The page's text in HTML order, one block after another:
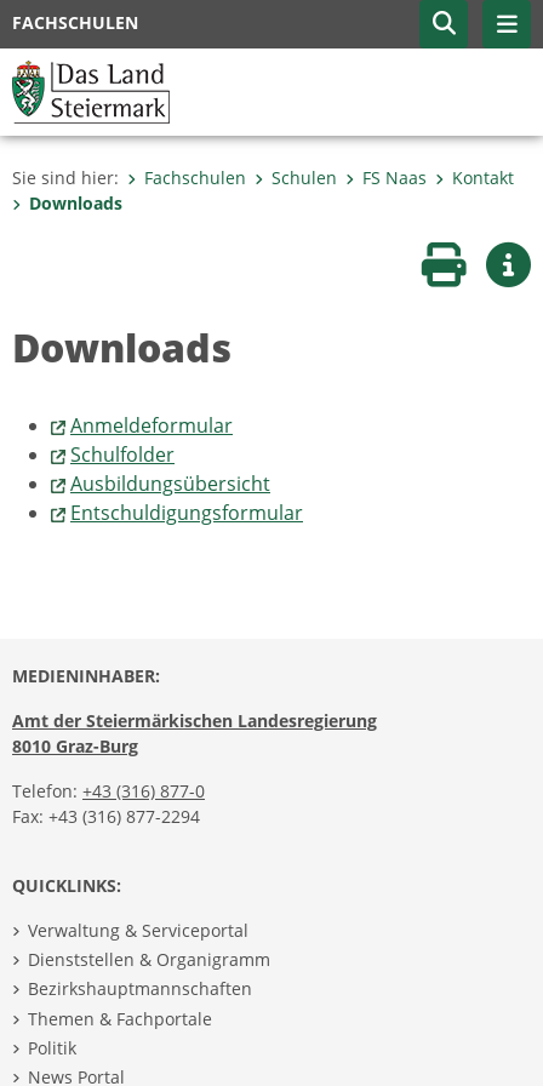
FACHSCHULEN
Sie sind hier: Fachschulen Schulen FS Naas
Kontakt
Downloads
Seite
Downloads
Anmeldeformular
Schulfolder
Ausbildungsübersicht
Entschuldigungsformular
MEDIENINHABER:
Amt der Steiermärkischen Landesregierung
8010 Graz-Burg
Telefon: +43 (316) 877-0
Fax: +43 (316) 877-2294
QUICKLINKS:
Verwaltung & Serviceportal
Dienststellen & Organigramm
Bezirkshauptmannschaften
Themen & Fachportale
Politik
News Portal